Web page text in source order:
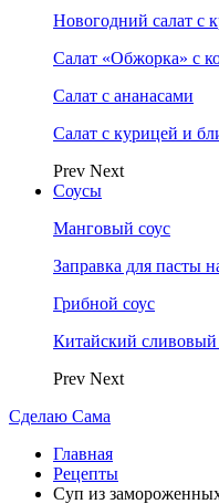
Новогодний салат с
Салат «Обжорка» с
Салат с ананасами
Салат с курицей и
Prev Next
Соусы
Манговый соус
Заправка для пасты
Грибной соус
Китайский сливовый
Prev Next
Сделаю Сама
Главная
Рецепты
Суп из